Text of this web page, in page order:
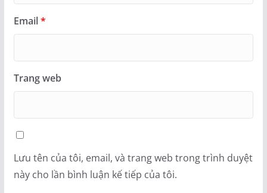
Email*
Trang web
Lưu tên của tôi, email, và trang web trong trình duyệt
này cho lần bình luận kế tiếp của tôi.